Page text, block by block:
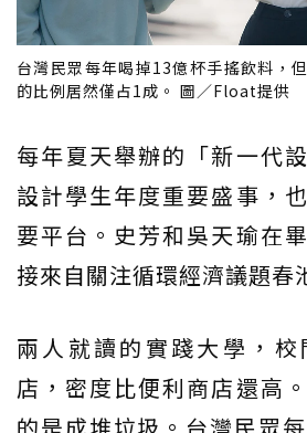
台灣民眾每年喝掉13億杯手搖飲料，
的比例居然僅占1成。 圖／Float提供
每年夏天舉辦的「新一代
設計學生年度重要盛事，
要平台。史芳和吳天瑜在
接來自關注循環經濟議題春
兩人就讀的實踐大學，
店，密度比便利商店還高